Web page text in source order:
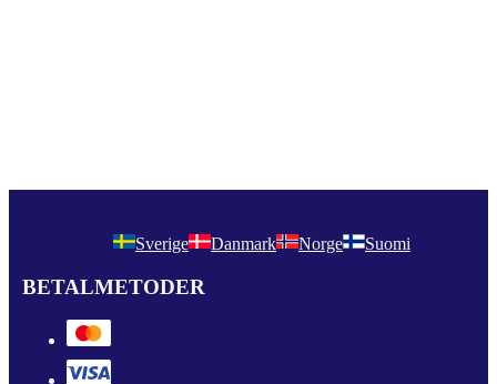
Sverige Danmark Norge Suomi
BETALMETODER